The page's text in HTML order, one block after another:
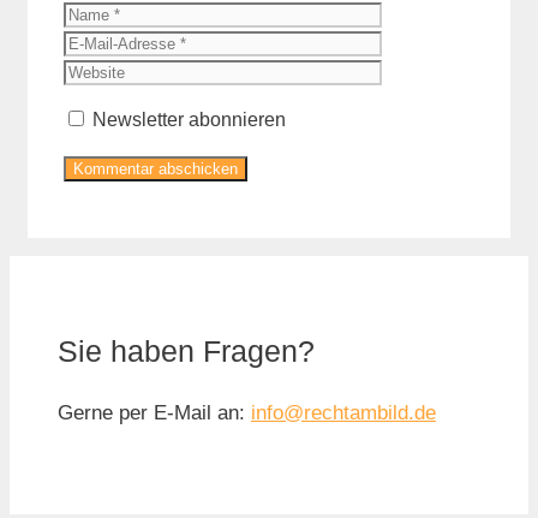
Name
Newsletter abonnieren
Sie haben Fragen?
Gerne per E-Mail an: info@rechtambild.de